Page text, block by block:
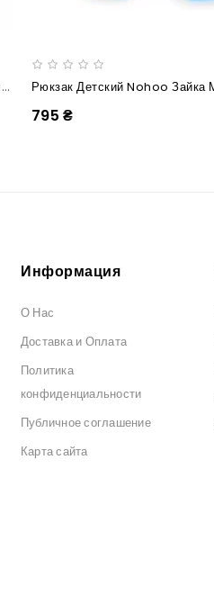
Рюкзак Детский Nohoo Серый Котик Большой
795 ₴
Информация
О Нас
Доставка и Оплата
Политика
конфиденциальности
Публичное соглашение
Карта сайта